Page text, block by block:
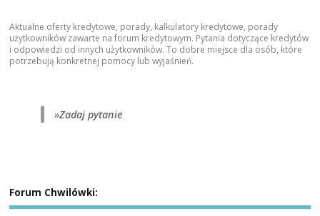
Aktualne oferty kredytowe, porady, kalkulatory kredytowe, porady
użytkowników zawarte na forum kredytowym. Pytania dotyczące kredytów
i odpowiedzi od innych użytkowników. To dobre miejsce dla osób, które
potrzebują konkretnej pomocy lub wyjaśnień.
»Zadaj pytanie
Forum Chwilówki: